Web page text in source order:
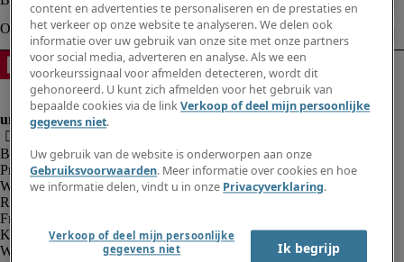
Bedrijfsinformatie
Privacyverklaring
Website en cookies
Rekruteringsvoorwaarden
Fraude alarm
Klokkenluidersregeling
Webmaster feedback
content en advertenties te personaliseren en de prestaties en
het verkeer op onze website te analyseren. We delen ook
informatie over uw gebruik van onze site met onze partners
voor social media, adverteren en analyse. Als we een
voorkeurssignaal voor afmelden detecteren, wordt dit
gehonoreerd. U kunt zich afmelden voor het gebruik van
bepaalde cookies via de linkVerkoop of deel mijn persoonlijke
gegevens niet.
Uw gebruik van de website is onderworpen aan onze
Gebruiksvoorwaarden. Meer informatie over cookies en hoe
we informatie delen, vindt u in onze Privacyverklaring.
Verkoop of deel mijn persoonlijke
gegevens niet
Ik begrijp